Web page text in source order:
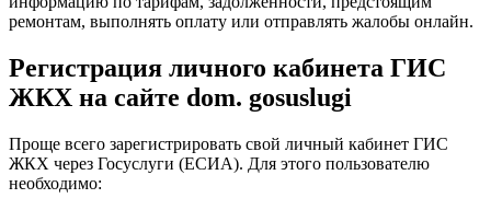
ремонтам, выполнять оплату или отправлять жалобы онлайн.
Регистрация личного кабинета ГИС
ЖКХ на сайте dom. gosuslugi
Проще всего зарегистрировать свой личный кабинет ГИС
ЖКХ через Госуслуги (ЕСИА). Для этого пользователю
необходимо: